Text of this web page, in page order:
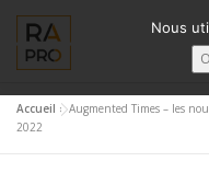
contenu
LA RÉALITÉ
Accueil »Augmented Times – les
2022
Nous